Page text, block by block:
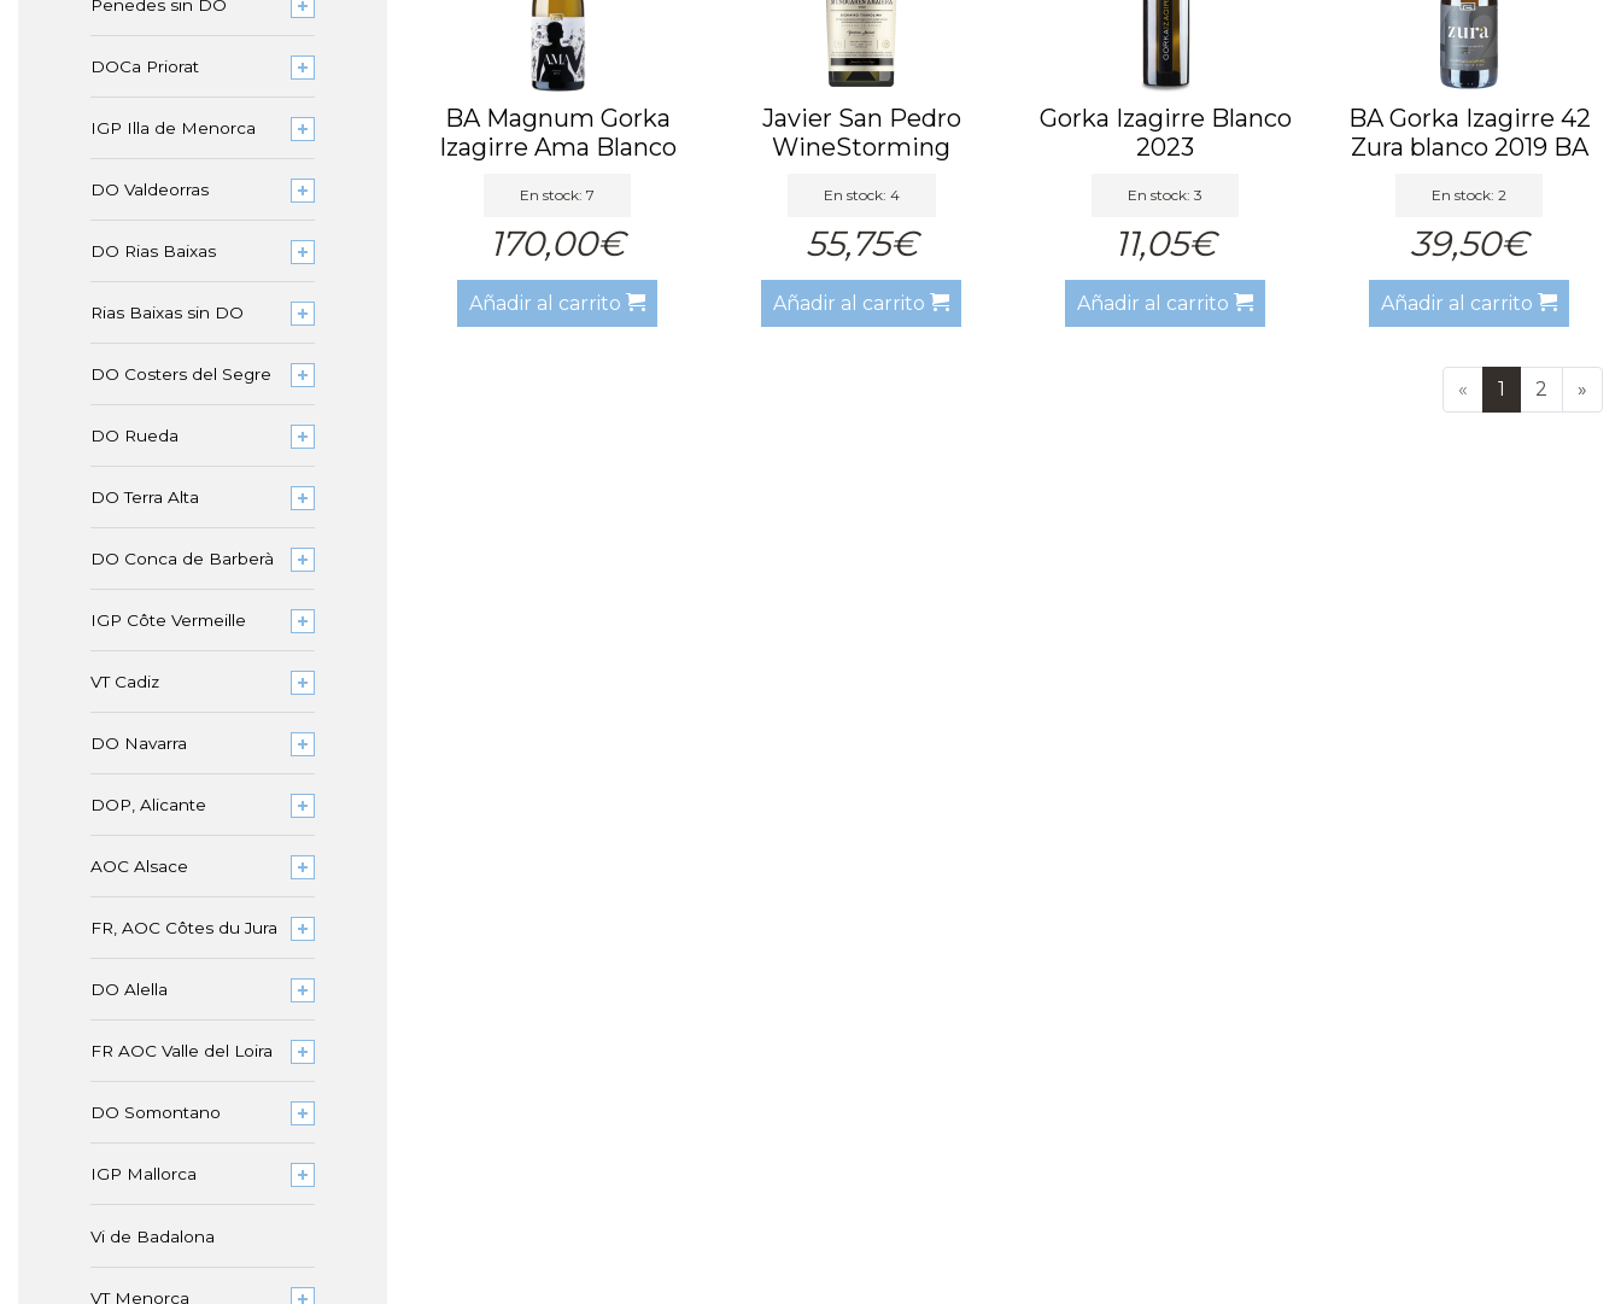
Penedes sin DO
DOCa Priorat
IGP Illa de Menorca
DO Valdeorras
DO Rias Baixas
Rias Baixas sin DO
DO Costers del Segre
DO Rueda
DO Terra Alta
DO Conca de Barberà
IGP Côte Vermeille
VT Cadiz
DO Navarra
DOP, Alicante
AOC Alsace
FR, AOC Côtes du Jura
DO Alella
FR AOC Valle del Loira
DO Somontano
IGP Mallorca
Vi de Badalona
VT Menorca
BA Magnum Gorka
Izagirre Ama Blanco
En stock: 7
170,00€
Añadir al carrito
Javier San Pedro
WineStorming
En stock: 4
55,75€
Añadir al carrito
Gorka Izagirre Blanco
2023
En stock: 3
11,05€
Añadir al carrito
BA Gorka Izagirre 42
Zura blanco 2019 BA
En stock: 2
39,50€
Añadir al carrito
« 1 2 »